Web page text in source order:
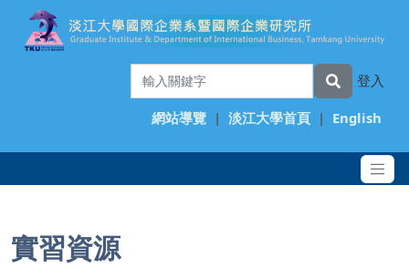
登入
網站導覽 | 淡江大學首頁 | English
實習資源